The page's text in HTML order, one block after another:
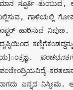
ಗಾಳಿಯಲ್ಲಿ
ಹಾರಿಸುವ ನಿಪುಣ.
ಎನ್ನದ ನಿಸ್ಸೀಮ.